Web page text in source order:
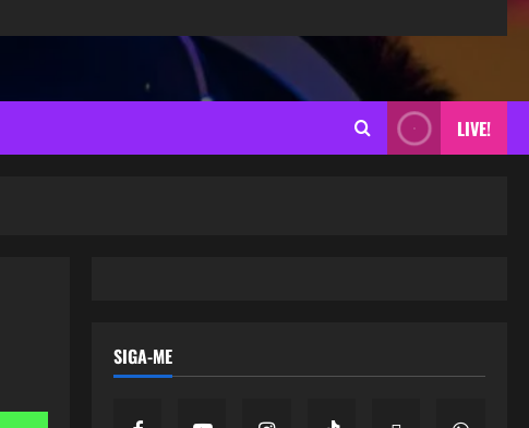
LIVE!
SIGA-ME